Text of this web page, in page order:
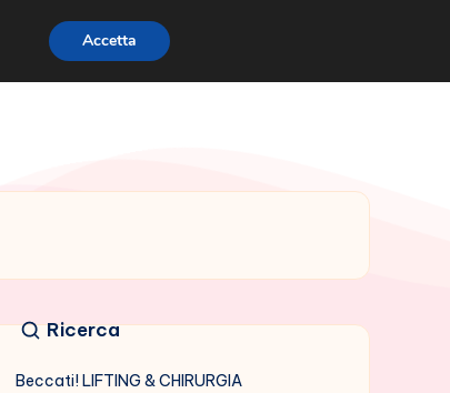
Ricerca
Beccati! LIFTING & CHIRURGIA
Accetta